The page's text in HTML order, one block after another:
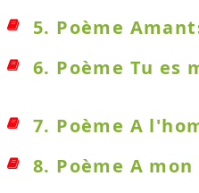
5. Poème
6. Poème Tu es
7. Poème A
8. Poème A